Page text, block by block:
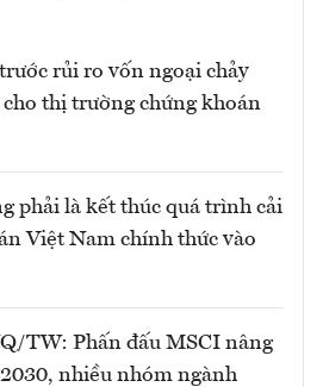
rủi ro vốn ngoại chảy
cho thị trường chứng khoán
phải là kết thúc quá trình cải
Việt Nam chính thức vào
TW: Phấn đấu MSCI nâng
nhiều nhóm ngành